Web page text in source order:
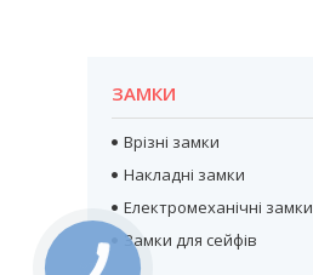
ЗАМКИ
Врізні замки
Накладні замки
Електромеханічні замки
Замки для сейфів